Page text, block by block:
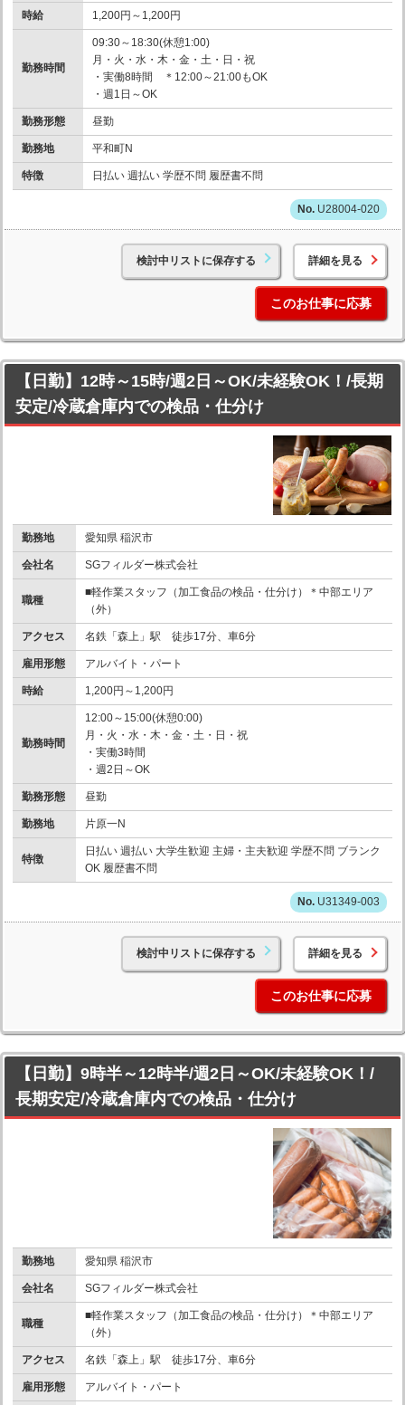
時給 1,200円～1,200円
勤務時間
09:30～18:30(休憩1:00)
月・火・水・木・金・土・日・祝
・実働8時間 ＊12:00～21:00もOK
・週1日～OK
勤務形態 昼勤
勤務地 平和町N
特徴 日払い 週払い 学歴不問 履歴書不問
U28004-020
検討中リストに保存する 詳細を見る
このお仕事に応募
【日勤】12時～15時/週2日～OK/未経験OK！/長期
安定/冷蔵倉庫内での検品・仕分け
勤務地 愛知県 稲沢市
会社名 SGフィルダー株式会社
職種
■軽作業スタッフ（加工食品の検品・仕分け）＊中部エリア
（外）
アクセス 名鉄「森上」駅 徒歩17分、車6分
雇用形態 アルバイト・パート
時給 1,200円～1,200円
勤務時間
12:00～15:00(休憩0:00)
月・火・水・木・金・土・日・祝
・実働3時間
・週2日～OK
勤務形態 昼勤
勤務地 片原一N
特徴
日払い 週払い 大学生歓迎 主婦・主夫歓迎 学歴不問 ブランク
OK 履歴書不問
U31349-003
検討中リストに保存する 詳細を見る
このお仕事に応募
【日勤】9時半～12時半/週2日～OK/未経験OK！/
長期安定/冷蔵倉庫内での検品・仕分け
勤務地 愛知県 稲沢市
会社名 SGフィルダー株式会社
職種
■軽作業スタッフ（加工食品の検品・仕分け）＊中部エリア
（外）
アクセス 名鉄「森上」駅 徒歩17分、車6分
雇用形態 アルバイト・パート